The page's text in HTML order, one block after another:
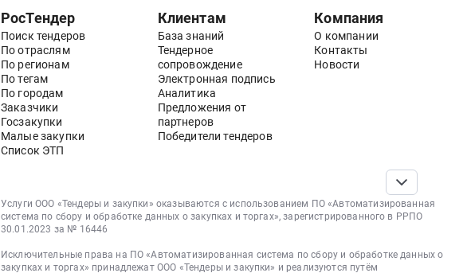
РосТендер
Поиск тендеров
По отраслям
По регионам
По тегам
По городам
Заказчики
Госзакупки
Малые закупки
Список ЭТП
Клиентам
База знаний
Тендерное
сопровождение
Электронная подпись
Аналитика
Предложения от
партнеров
Победители тендеров
Компания
О компании
Контакты
Новости
Услуги ООО «Тендеры и закупки» оказываются с использованием ПО «Автоматизированная
система по сбору и обработке данных о закупках и торгах», зарегистрированного в РРПО
30.01.2023 за № 16446
Исключительные права на ПО «Автоматизированная система по сбору и обработке данных о
закупках и торгах» принадлежат ООО «Тендеры и закупки» и реализуются путём